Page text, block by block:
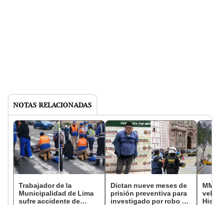
NOTAS RELACIONADAS
Trabajador de la
Municipalidad de Lima
sufre accidente de
Dictan nueve meses de
prisión preventiva para
investigado por robo a